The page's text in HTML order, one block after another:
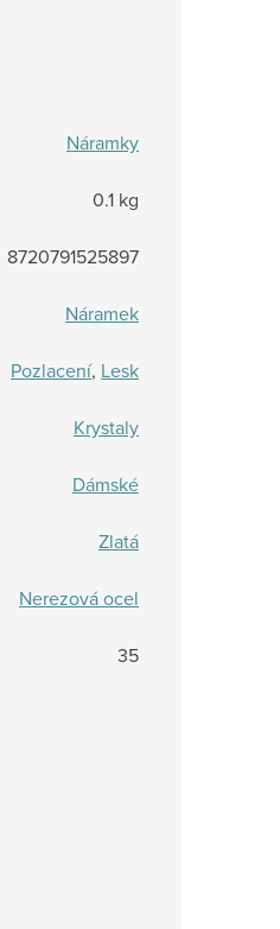
Náramky
0.1 kg
8720791525897
Náramek
Pozlacení, Lesk
Krystaly
Dámské
Zlatá
Nerezová ocel
35